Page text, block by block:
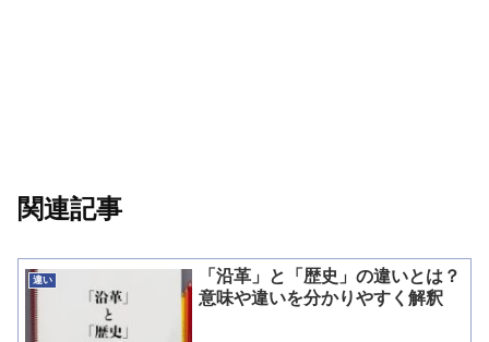
関連記事
違い
「沿革」と「歴史」の違いとは？
意味や違いを分かりやすく解釈